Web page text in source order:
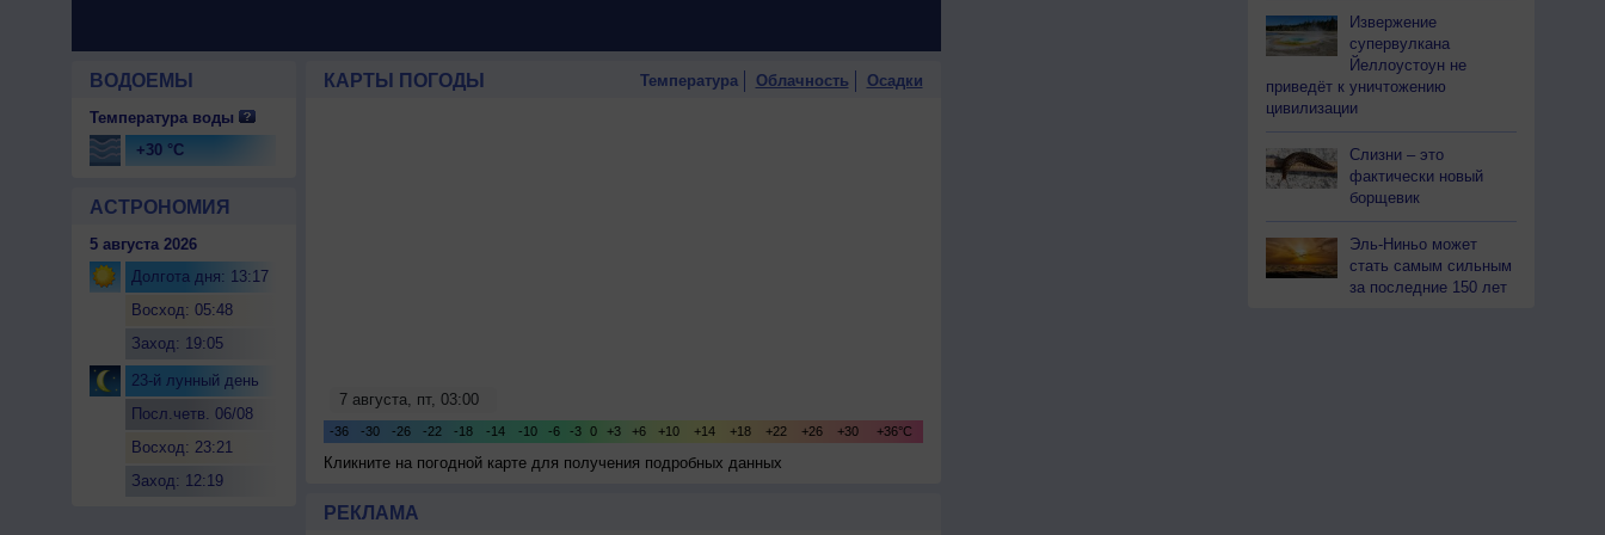
ВОДОЕМЫ
Температура воды
+30 °C
АСТРОНОМИЯ
5 августа 2026
Долгота дня: 13:17
Восход: 05:48
Заход: 19:05
23-й лунный день
Посл.четв. 06/08
Восход: 23:21
Заход: 12:19
КАРТЫ ПОГОДЫ Температура Облачность Осадки
Кликните на погодной карте для получения подробных данных
РЕКЛАМА
Извержение
супервулкана
Йеллоустоун не
приведёт к уничтожению
цивилизации
Слизни – это
фактически новый
борщевик
Эль-Ниньо может
стать самым сильным
за последние 150 лет